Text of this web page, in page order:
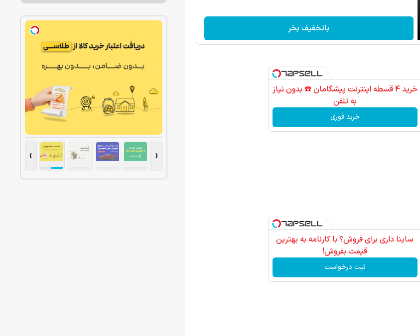
باتخفیف بخر
خرید 4 قسطه اینترنت پیشگامان ☎️ بدون نیاز
به تلفن
خرید فوری
ساینا داری برای فروش؟ با کارنامه به بهترین
قیمت بفروش!
ثبت درخواست
‹
›